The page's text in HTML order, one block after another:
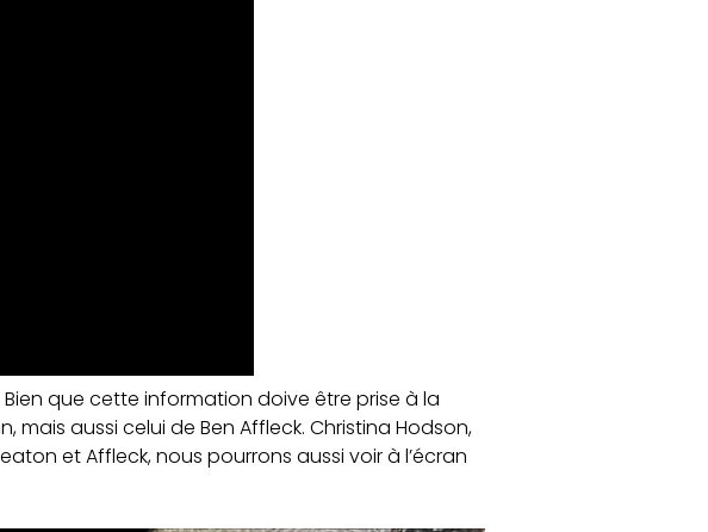
que cette information doive être prise à la
mais aussi celui de Ben Affleck. Christina Hodson,
et Affleck, nous pourrons aussi voir à l’écran